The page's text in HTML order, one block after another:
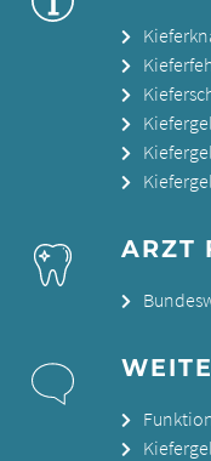
ARZT